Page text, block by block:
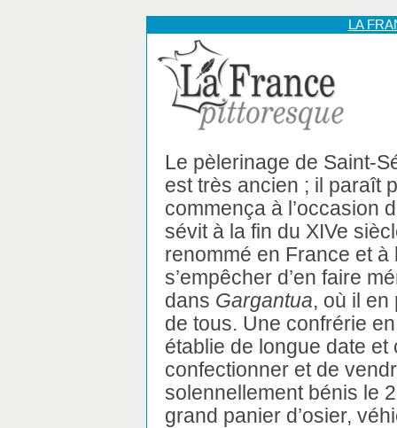
LA
Le pèlerinage de Saint-
est très ancien ; il paraît
commença à l’occasion
sévit à la fin du XIVe
renommé en France et à
s’empêcher d’en faire
dans Gargantua, où il en
de tous. Une confrérie
établie de longue date
confectionner et de
solennellement bénis le
grand panier d’osier,